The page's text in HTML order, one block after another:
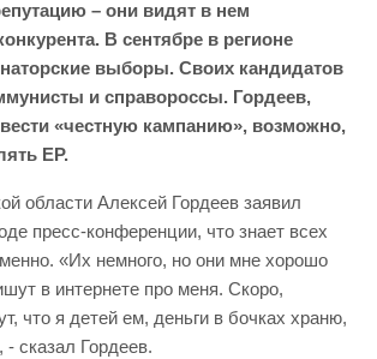
– они видят в нем
В сентябре в регионе
выборы. Своих кандидатов
и справороссы. Гордеев,
«честную кампанию», возможно,
ЕР.
области Алексей Гордеев заявил
пресс-конференции, что знает всех
«Их немного, но они мне хорошо
в интернете про меня. Скоро,
что я детей ем, деньги в бочках храню,
сказал Гордеев.